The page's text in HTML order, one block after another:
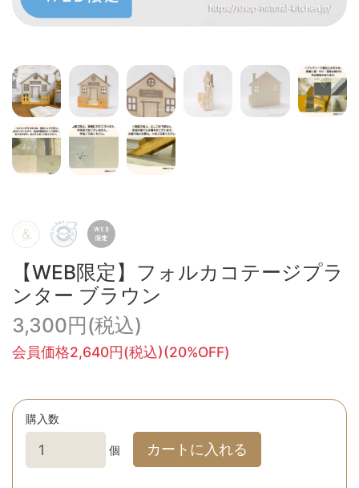
【WEB限定】フォルカコテージプラ
ンター ブラウン
3,300円(税込)
会員価格2,640円(税込)(20%OFF)
購入数
個 カートに入れる